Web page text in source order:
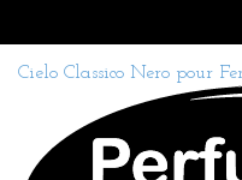
Cielo Classico Nero pour